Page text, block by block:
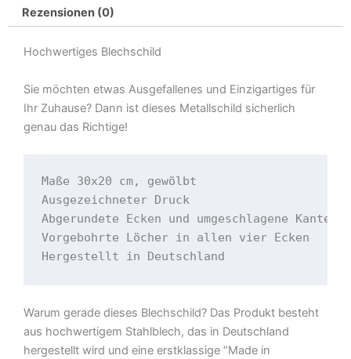
Rezensionen (0)
Hochwertiges Blechschild
Sie möchten etwas Ausgefallenes und Einzigartiges für
Ihr Zuhause? Dann ist dieses Metallschild sicherlich
genau das Richtige!
Maße 30x20 cm, gewölbt
Ausgezeichneter Druck
Abgerundete Ecken und umgeschlagene Kanten
Vorgebohrte Löcher in allen vier Ecken
Hergestellt in Deutschland
Warum gerade dieses Blechschild? Das Produkt besteht
aus hochwertigem Stahlblech, das in Deutschland
hergestellt wird und eine erstklassige “Made in